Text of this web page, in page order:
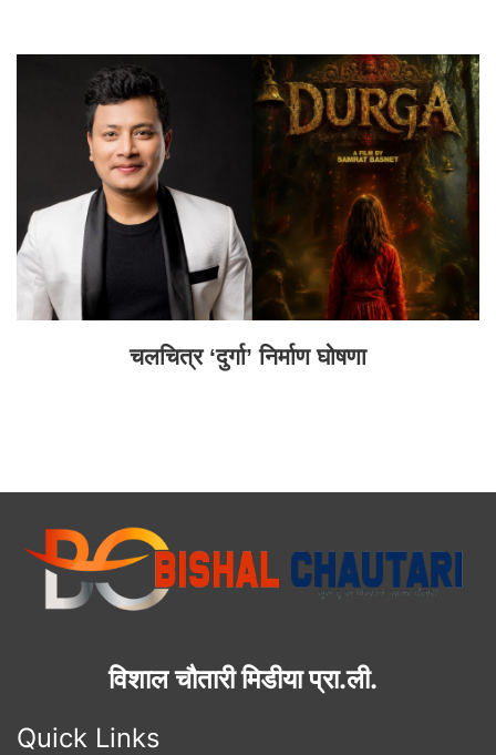
चलचित्र ‘दुर्गा’ निर्माण घोषणा
विशाल चौतारी मिडीया प्रा.ली.
Quick Links